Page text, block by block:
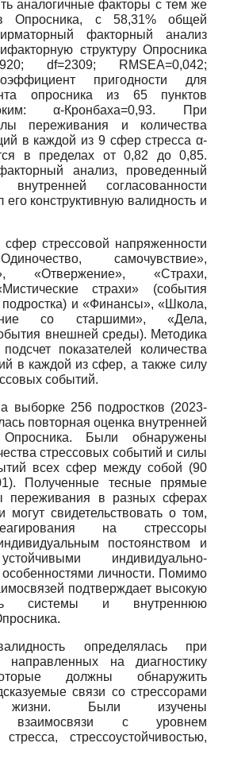
аналогичные факторы с тем же
Опросника, с 58,31% общей
факторный анализ
структуру Опросника
df=2309; RMSEA=0,042;
пригодности для
опросника из 65 пунктов
α-Кронбаха=0,93. При
переживания и количества
в каждой из 9 сфер стресса α-
в пределах от 0,82 до 0,85.
анализ, проведенный
согласованности
конструктивную валидность и
стрессовой напряженности
самочувствие»,
«Отвержение», «Страхи,
страхи» (события
подростка) и «Финансы», «Школа,
со старшими», «Дела,
внешней среды). Методика
показателей количества
в каждой из сфер, а также силу
событий.
выборке 256 подростков (2023-
повторная оценка внутренней
Опросника. Были обнаружены
стрессовых событий и силы
всех сфер между собой (90
Полученные тесные прямые
переживания в разных сферах
могут свидетельствовать о том,
на стрессоры
постоянством и
индивидуально-
особенностями личности. Помимо
подтверждает высокую
системы и внутреннюю
определялась при
на диагностику
должны обнаружить
связи со стрессорами
жизни. Были изучены
взаимосвязи с уровнем
стрессоустойчивостью,